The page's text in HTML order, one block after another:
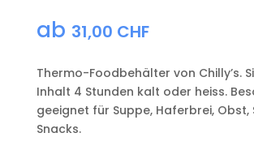
ab 31,00 CHF
Thermo-Foodbehälter von Chilly’s.
Inhalt 4 Stunden kalt oder heiss.
geeignet für Suppe, Haferbrei,
Snacks.